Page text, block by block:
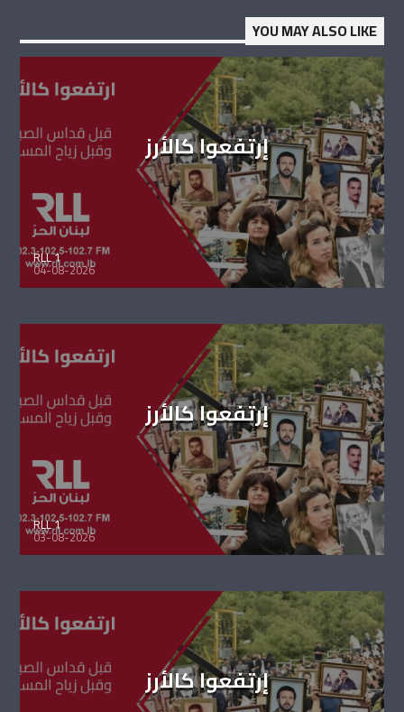
YOU MAY ALSO LIKE
إرتفعوا كالأرز
RLL 1
04-08-2026
إرتفعوا كالأرز
RLL 1
03-08-2026
إرتفعوا كالأرز